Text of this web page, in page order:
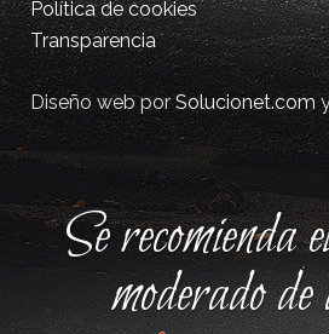
Política de cookies
Transparencia
Diseño web porSolucionet.com
Se recomienda
moderado